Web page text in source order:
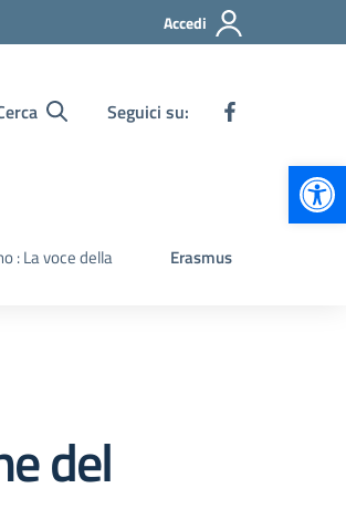
Accedi
Seguici su:
: La voce della
Erasmus
del